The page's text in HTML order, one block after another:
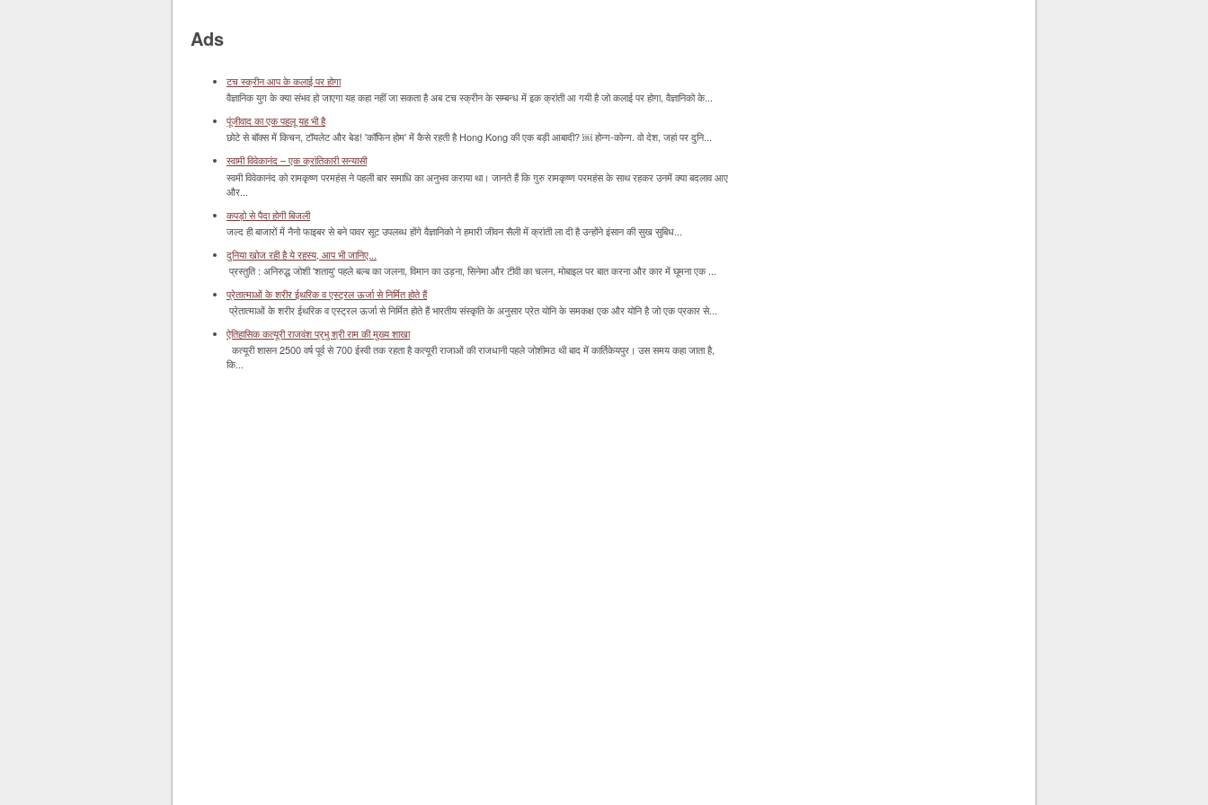
Ads
टच स्क्रीन आप के कलाई पर होगा
वैज्ञानिक युग के क्या संभव हो जाएगा यह कहा नहीं जा सकता है अब टच स्क्रीन के सम्बन्ध में इक क्रांती आ गयी है जो कलाई पर होगा, वैज्ञानिको के...
पूंजीवाद का एक पहलू यह भी है
छोटे से बॉक्‍स में किचन, टॉयलेट और बेड! 'कॉफिन होम' में कैसे रहती है Hong Kong की एक बड़ी आबादी? ￼ होन्ग-कोन्ग. वो देश, जहां पर दुनि...
स्वामी विवेकानंद – एक क्रांतिकारी सन्यासी
स्वमी विवेकानंद को रामकृष्ण परमहंस ने पहली बार समाधि का अनुभव कराया था। जानते हैं कि गुरु रामकृष्ण परमहंस के साथ रहकर उनमें क्या बदलाव आए
और...
कपड़ो से पैदा होगी बिजली
जल्द ही बाजारों में नैनो फाइबर से बने पावर सूट उपलब्ध होंगे वैज्ञानिको ने हमारी जीवन सैली में क्रांती ला दी है उन्होंने इंसान की सुख सुबिध...
दुनिया खोज रही है ये रहस्य, आप भी जानिए...
प्रस्तुति : अनिरुद्ध जोशी 'शतायु' पहले बल्ब का जलना, विमान का उड़ना, सिनेमा और टीवी का चलन, मोबाइल पर बात करना और कार में घूमना एक ...
प्रेतात्माओं के शरीर ईथरिक व एस्ट्रल ऊर्जा से निर्मित होते हैं
प्रेतात्माओं के शरीर ईथरिक व एस्ट्रल ऊर्जा से निर्मित होते हैं भारतीय संस्कृति के अनुसार प्रेत योनि के समकक्ष एक और योनि है जो एक प्रकार से...
ऐतिहासिक कत्यूरी राजवंश प्रभु श्री राम की मुख्य शाखा
कत्यूरी शासन 2500 वर्ष पूर्व से 700 ईस्वी तक रहता है कत्यूरी राजाओं की राजधानी पहले जोशीमठ थी बाद में कार्तिकेयपुर। उस समय कहा जाता है,
कि...